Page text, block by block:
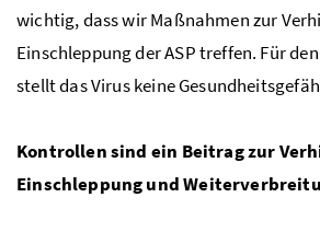
wichtig, dass wir Maßnahmen zur
Einschleppung der ASP treffen. Für
stellt das Virus keine
Kontrollen sind ein Beitrag zur
Einschleppung und